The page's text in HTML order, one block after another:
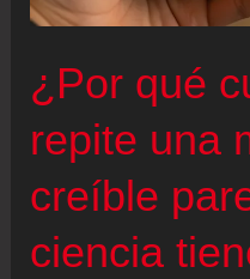
para
enfrentar
Mythos,
el
de
IA
¿Por qué
repite una
creíble
ciencia